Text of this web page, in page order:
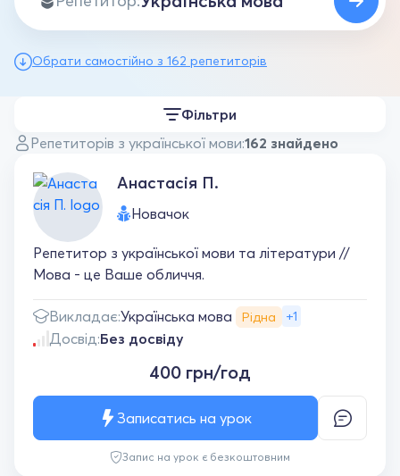
Обрати самостійно з 162 репетиторів
Репетиторів з української мови:162 знайдено
Фільтри
Анастасія П.
Новачок
Репетитор з української мови та літератури //
Мова - це Ваше обличчя.
Викладає:Українська мова Рідна +1
Досвід:Без досвіду
400 грн/год
Запис на урок є безкоштовним
Записатись на урок